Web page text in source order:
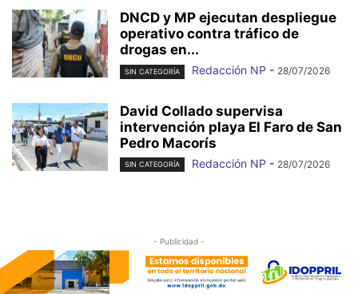
DNCD y MP ejecutan despliegue
operativo contra tráfico de
drogas en...
SIN CATEGORÍA Redacción NP - 28/07/2026
David Collado supervisa
intervención playa El Faro de San
Pedro Macorís
SIN CATEGORÍA Redacción NP - 28/07/2026
- Publicidad -